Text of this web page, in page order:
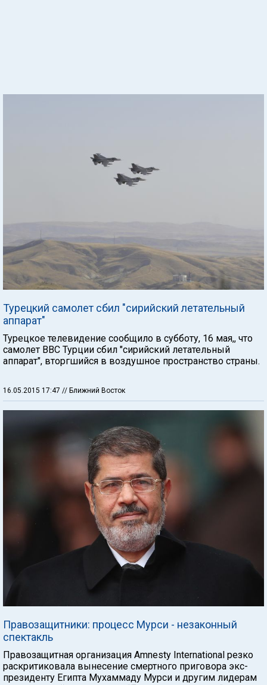
Турецкий самолет сбил "сирийский летательный
аппарат"
Турецкое телевидение сообщило в субботу, 16 мая,, что
самолет ВВС Турции сбил "сирийский летательный
аппарат", вторгшийся в воздушное пространство страны.
16.05.2015 17:47 // Ближний Восток
Правозащитники: процесс Мурси - незаконный
спектакль
Правозащитная организация Amnesty International резко
раскритиковала вынесение смертного приговора экс-
президенту Египта Мухаммаду Мурси и другим лидерам